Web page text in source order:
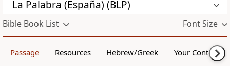
La Palabra (España) (BLP)
Bible Book List Font Size
Passage Resources Hebrew/Greek Your Content